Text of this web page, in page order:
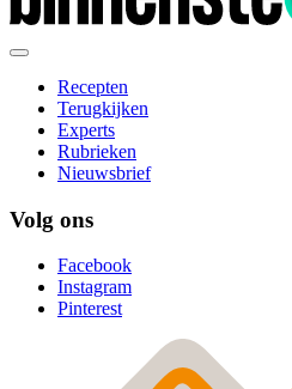
Recepten
Terugkijken
Experts
Rubrieken
Nieuwsbrief
Volg ons
Facebook
Instagram
Pinterest